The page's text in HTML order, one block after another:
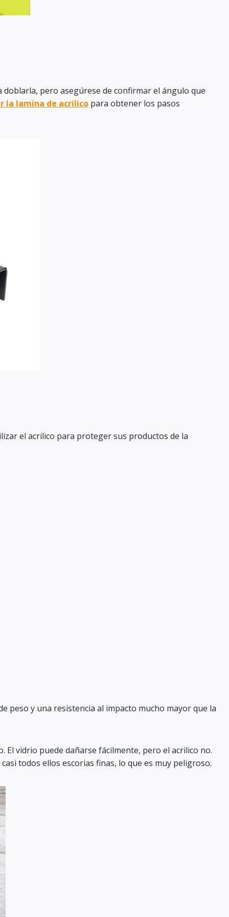
pero asegúrese de confirmar el ángulo que
la lamina de acrilico para obtener los pasos
el acrilico para proteger sus productos de la
peso y una resistencia al impacto mucho mayor que la
El vidrio puede dañarse fácilmente, pero el acrilico no.
todos ellos escorias finas, lo que es muy peligroso.